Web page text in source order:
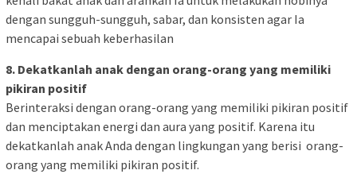
dengan sungguh-sungguh, sabar, dan konsisten agar Ia
mencapai sebuah keberhasilan
8. Dekatkanlah anak dengan orang-orang yang memiliki
pikiran positif
Berinteraksi dengan orang-orang yang memiliki pikiran positif
dan menciptakan energi dan aura yang positif. Karena itu
dekatkanlah anak Anda dengan lingkungan yang berisi orang-
orang yang memiliki pikiran positif.